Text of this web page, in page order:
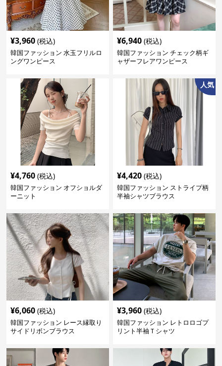
¥3,960 (税込)
韓国ファッション 水玉フリルロ
ングワンピース
¥6,940 (税込)
韓国ファッション チェック柄ギ
ャザーフレアワンピース
¥4,760 (税込)
韓国ファッション オフショルダ
ーニット
人気
¥4,420 (税込)
韓国ファッション ストライプ柄
半袖シャツブラウス
¥6,060 (税込)
韓国ファッション レース縁取り
サイドリボンブラウス
¥3,960 (税込)
韓国ファッション レトロロゴプ
リント半袖Ｔシャツ